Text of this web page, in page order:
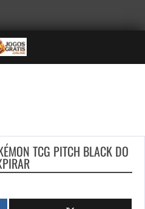
TCG PITCH BLACK DO